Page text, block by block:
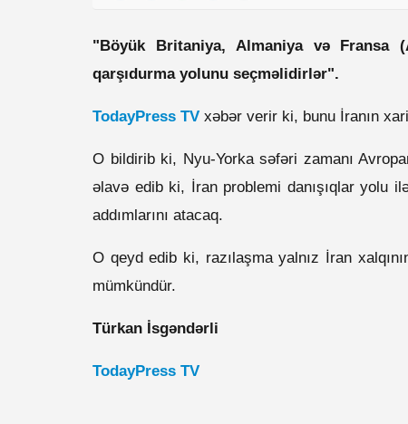
"Böyük Britaniya, Almaniya və Fransa
qarşıdurma yolunu seçməlidirlər".
TodayPress TV xəbər verir ki, bunu İranın
O bildirib ki, Nyu-Yorka səfəri zamanı
əlavə edib ki, İran problemi danışıqlar yolu
addımlarını atacaq.
O qeyd edib ki, razılaşma yalnız İran
mümkündür.
Türkan İsgəndərli
TodayPress TV